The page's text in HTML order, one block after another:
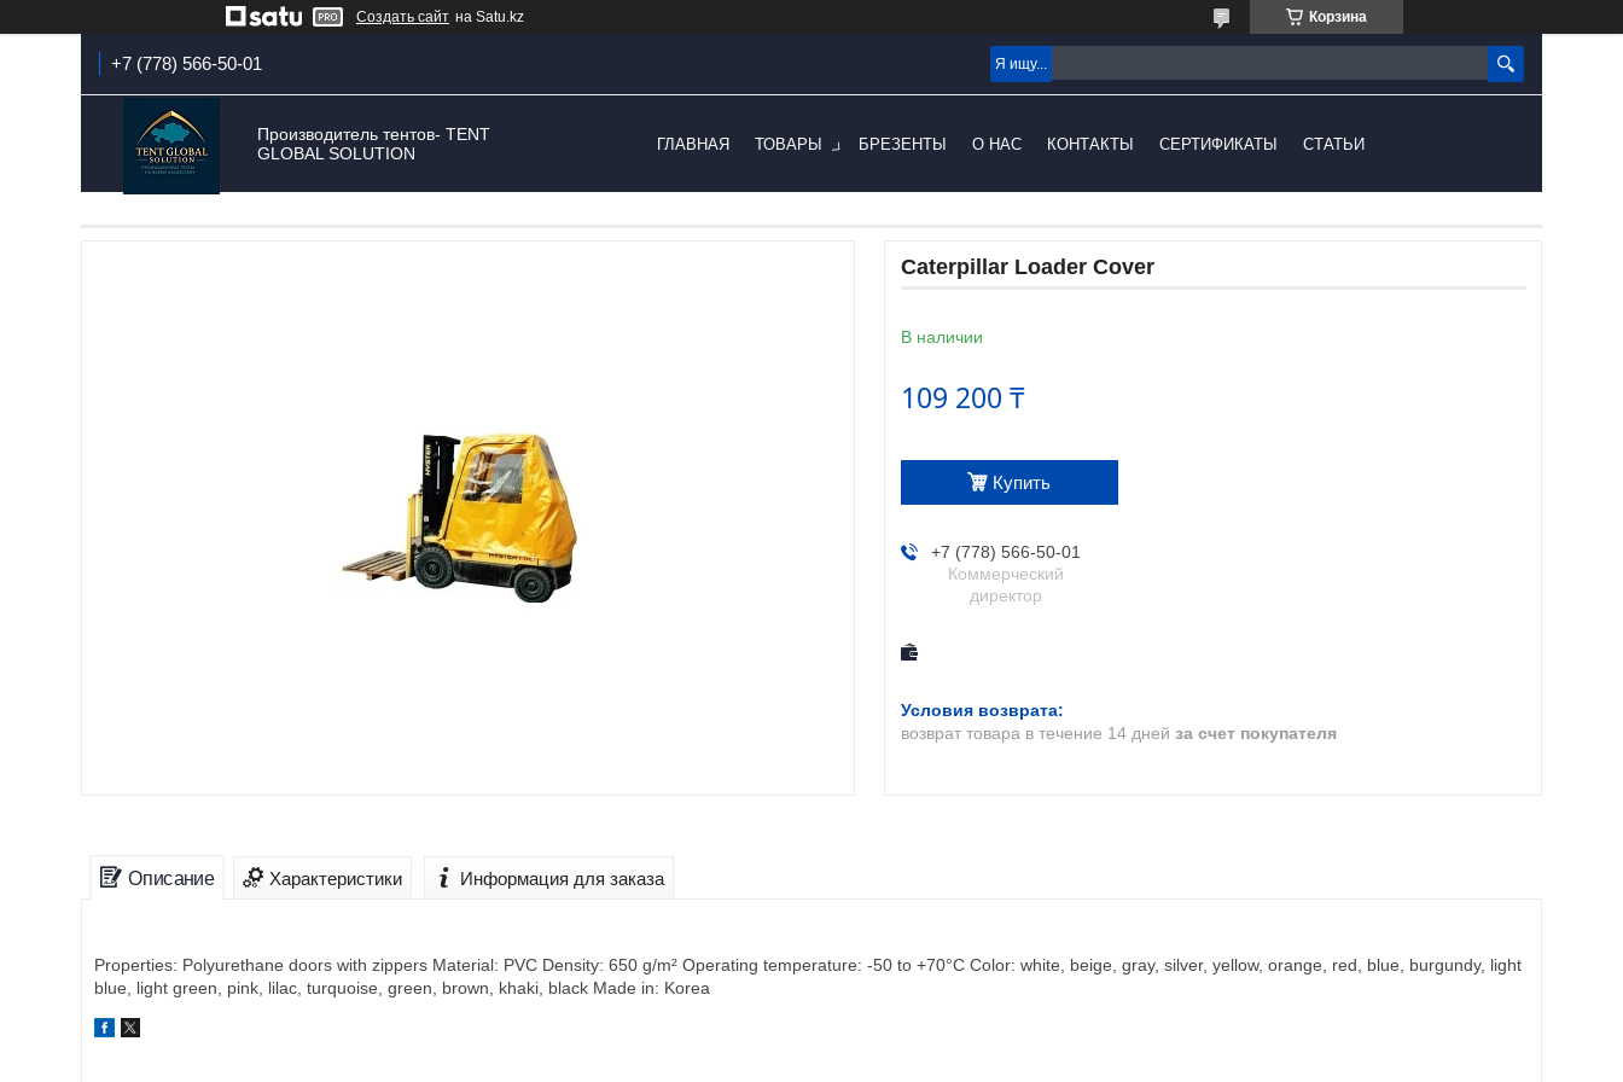
Создать сайт на Satu.kz Корзина
+7 (778) 566-50-01
Производитель тентов- TENT
GLOBAL SOLUTION
ГЛАВНАЯ ТОВАРЫ БРЕЗЕНТЫ О НАС КОНТАКТЫ СЕРТИФИКАТЫ СТАТЬИ
Caterpillar Loader Cover
В наличии
109 200 ₸
Купить
+7 (778) 566-50-01
Коммерческий
директор
возврат товара в течение 14 дней за счет покупателя
Описание Характеристики Информация для заказа
Properties: Polyurethane doors with zippers Material: PVC Density: 650 g/m² Operating temperature: -50 to +70°C Color: white, beige, gray, silver, yellow, orange, red, blue, burgundy, light
blue, light green, pink, lilac, turquoise, green, brown, khaki, black Made in: Korea